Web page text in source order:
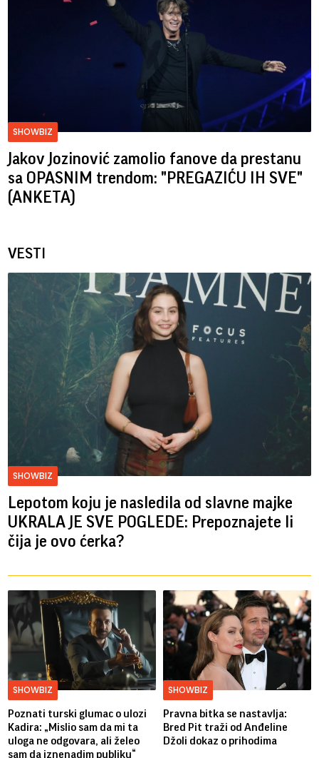
SHOWBIZ
Jakov Jozinović zamolio fanove da prestanu
sa OPASNIM trendom: "PREGAZIĆU IH SVE"
(ANKETA)
VESTI
SHOWBIZ
Lepotom koju je nasledila od slavne majke
UKRALA JE SVE POGLEDE: Prepoznajete li
čija je ovo ćerka?
SHOWBIZ
Poznati turski glumac o ulozi
Kadira: „Mislio sam da mi ta
uloga ne odgovara, ali želeo
sam da iznenadim publiku“
SHOWBIZ
Pravna bitka se nastavlja:
Bred ​​Pit traži od Anđeline
Džoli dokaz o prihodima